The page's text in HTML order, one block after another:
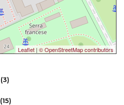
Leaflet | © OpenStreetMap contributors
(3)
(15)